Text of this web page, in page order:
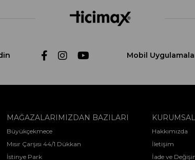
Mobil
MAĞAZALARIMIZDAN BAZILARI
Büyükçekmece
Mısır Çarşısı 44/1 Dükkan
İstinye Park
KURUMSAL
Hakkımızda
İletişim
İade ve